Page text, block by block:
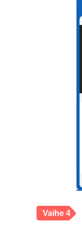
Vaihe 4